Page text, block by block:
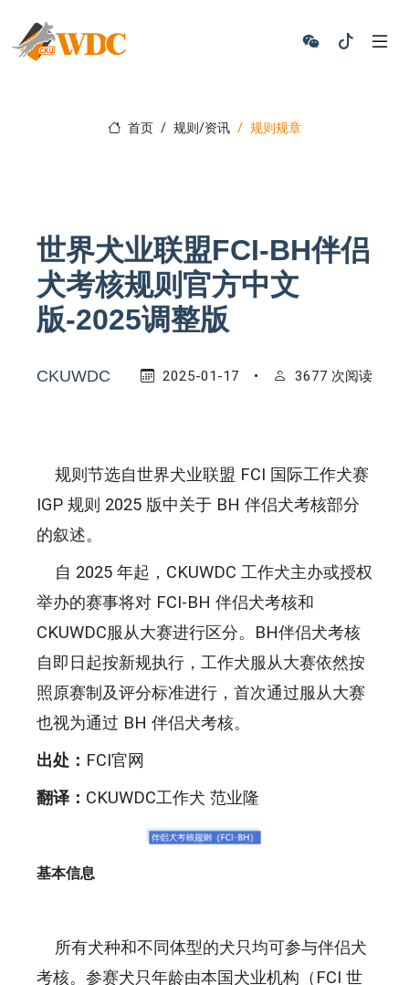
首页 规则/资讯 规则规章
世界犬业联盟FCI-BH伴侣
犬考核规则官方中文
版-2025调整版
CKUWDC 2025-01-17 • 3677 次阅读
规则节选自世界犬业联盟 FCI 国际工作犬赛
IGP 规则 2025 版中关于 BH 伴侣犬考核部分
的叙述。
自 2025 年起，CKUWDC 工作犬主办或授权
举办的赛事将对 FCI-BH 伴侣犬考核和
CKUWDC服从大赛进行区分。BH伴侣犬考核
自即日起按新规执行，工作犬服从大赛依然按
照原赛制及评分标准进行，首次通过服从大赛
也视为通过 BH 伴侣犬考核。
出处： FCI官网
翻译： CKUWDC工作犬 范业隆
基本信息
所有犬种和不同体型的犬只均可参与伴侣犬
考核。参赛犬只年龄由本国犬业机构（FCI 世